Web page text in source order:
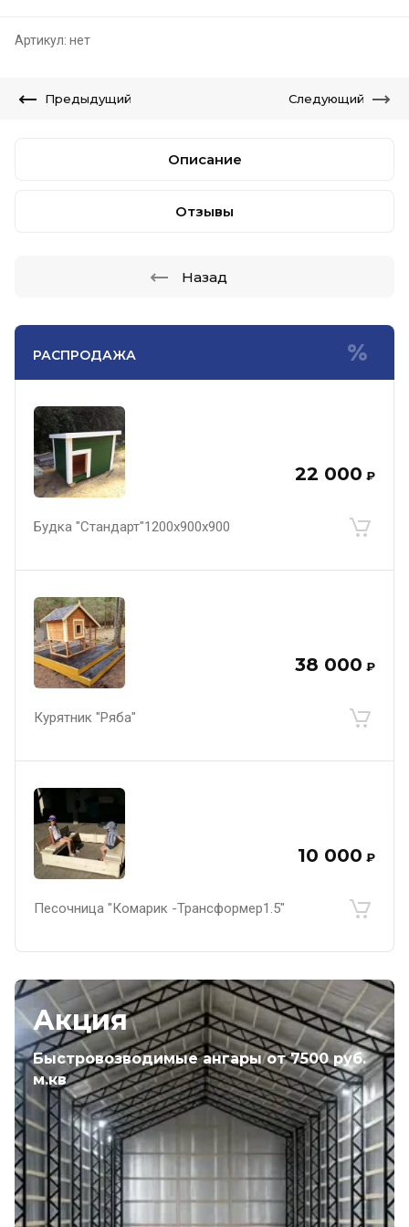
РАСПРОДАЖА
22 000 ₽
Будка "Стандарт"1200х900х900
38 000 ₽
Курятник "Ряба"
10 000 ₽
Песочница "Комарик -Трансформер1.5"
Акция
Быстровозводимые ангары от 7500 руб.
м.кв
Артикул: нет
Предыдущий Следующий
Описание
Отзывы
Назад